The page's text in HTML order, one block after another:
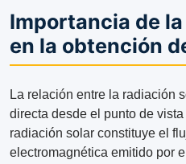
Importancia de
en la obtención
La relación entre la radiación
directa desde el punto de
radiación solar constituye el
electromagnética emitido por